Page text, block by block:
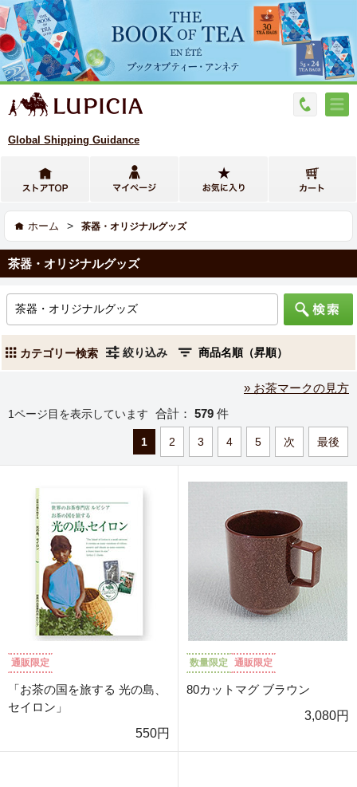
Global Shipping Guidance
ホーム > 茶器・オリジナルグッズ
茶器・オリジナルグッズ
カテゴリー検索 絞り込み
» お茶マークの見方
1ページ目を表示しています 合計： 579 件
1 2 3 4 5 次 最後
通販限定
「お茶の国を旅する 光の島、
セイロン」
550円
数量限定 通販限定
80カットマグ ブラウン
3,080円